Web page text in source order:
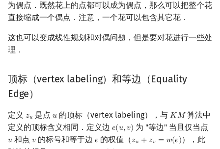
镜像站列表
致谢
Dev-C++
CLion
Xcode
Sublime Text
Special Judge
Testlib
OJ 工具
Git
文件操作
Lambda 表达式
pb_ds
Java 速成
Java 进阶
归并排序
堆排序
希尔排序
Tim 排序
前缀和 & 差分
二分
构造
IDA*
回溯法
Alpha–Beta 剪枝
状压 DP
数位 DP
计数 DP
概率 DP
Boyer–Moore 算法
Z 函数（扩展 KMP）
后缀数组 (SA)
后缀平衡树
置换和排列
弧度制与坐标系
数论
裴蜀定理 & 一次不定方程
费马小定理 & 欧拉定理
线性同余方程
升幂引理
多项式多点求值|快速插值
多项式初等函数
多项式平移|连续点值平移
Lagrange 反演
组合数学
贝尔数
伯努利数
Eulerian Number
范德蒙德卷积
线性基
线性映射
对角化
块状数据结构
单调栈
ST 表
线段树
AVL 树
红黑树
AA 树
虚树
树分治
AHU 算法
树上随机游走
处理花的问题
算法的四个步骤
找不到等边扩充
调整 VERTEX LABELING
参考代码
扫描线
旋转卡壳
平面最近点对
反演变换
有限状态自动机
计算理论基础
约瑟夫问题
在一台机器上规划任务
为偶点．既然花上的点都可以成为偶点，那么可以把整个花
直接缩成一个偶点．注意，一个花可以包含其它花．
这也可以变成线性规划和对偶问题，但是要对花进行一些处
理．
顶标（vertex labeling）和等边（Equality
Edge）
定义 𝑧𝑢
zu 是点𝑢
u 的顶标（vertex labeling），与𝐾𝑀
KM 算法中
定义的顶标含义相同．定义边 𝑒(𝑢,𝑣)
e(u,v) 为 "等边" 当且仅当点
𝑢
u 和点𝑣
v的标号和等于边 𝑒
e 的权值（𝑧𝑢 +𝑧𝑣 = 𝑤(𝑒)
zu +z v=w(e)
），此